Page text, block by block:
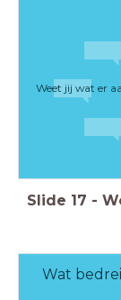
Weet jij wat er
Slide 17 -
Wat